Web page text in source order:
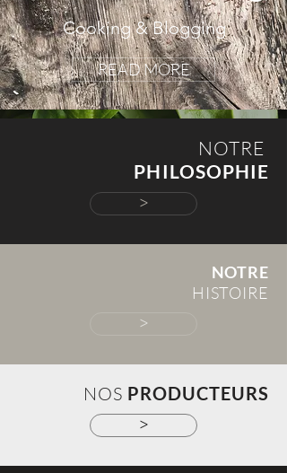
Cooking & Blogging
READ MORE
NOTRE
PHILOSOPHIE
>
NOTRE
HISTOIRE
>
NOS PRODUCTEURS
>